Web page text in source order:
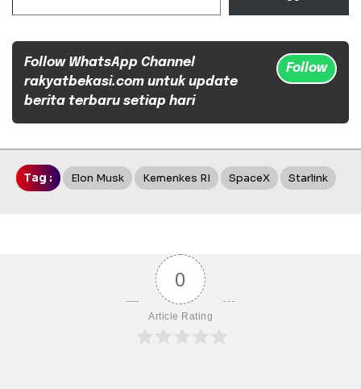
Follow WhatsApp Channel
rakyatbekasi.com untuk update
berita terbaru setiap hari
Follow
Tag : Elon Musk Kemenkes RI SpaceX Starlink
0
Article Rating